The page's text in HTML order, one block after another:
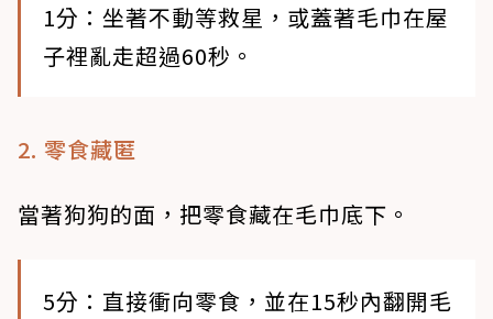
1分：坐著不動等救星，或蓋著毛巾在屋
子裡亂走超過60秒。
2. 零食藏匿
當著狗狗的面，把零食藏在毛巾底下。
5分：直接衝向零食，並在15秒內翻開毛